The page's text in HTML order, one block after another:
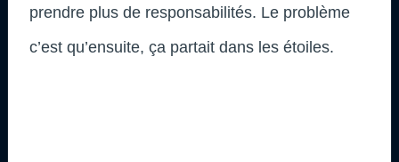
prendre plus de responsabilités. Le problème
c’est qu’ensuite, ça partait dans les étoiles.